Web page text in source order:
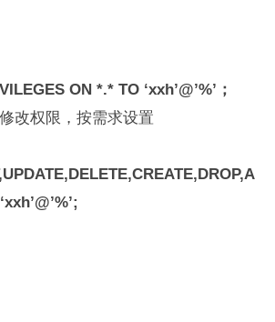
ON *.* TO ‘xxh’@’%’；
改权限，按需求设置